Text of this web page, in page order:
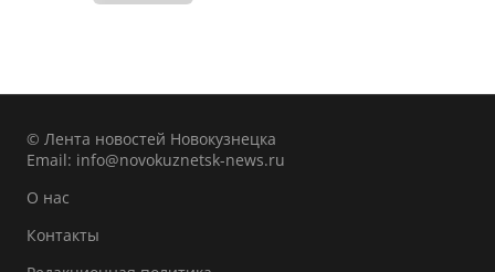
© Лента новостей Новокузнецка
Email: info@novokuznetsk-news.ru
О нас
Контакты